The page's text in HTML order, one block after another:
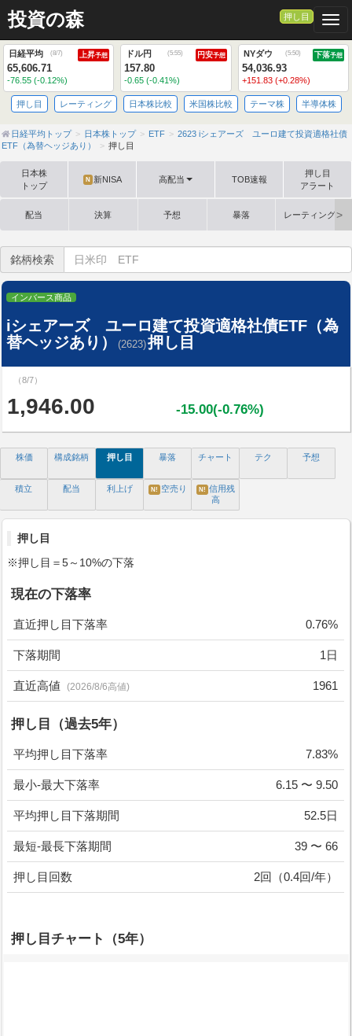
投資の森 押し目
日経平均 (8/7) 上昇予想
65,606.71
-76.55 (-0.12%)
ドル円 (5:55) 円安予想
157.80
-0.65 (-0.41%)
NYダウ (5:50) 下落予想
54,036.93
+151.83 (+0.28%)
押し目 レーティング 日本株比較 米国株比較 テーマ株 半導体株
日経平均トップ 日本株トップ ETF
2623 iシェアーズ ユーロ建て投資適格社債
ETF（為替ヘッジあり）
押し目
日本株
トップ
N 新NISA 高配当 TOB速報
押し目
アラート
配当 決算 予想 暴落 レーティング格
銘柄検索
インバース商品
iシェアーズ ユーロ建て投資適格社債ETF（為
替ヘッジあり）
(2623)押し目
（8/7）
1,946.00 -15.00(-0.76%)
株価 構成銘柄 押し目 暴落 チャート テク 予想
積立 配当 利上げ N! 空売り N! 信用残
高
押し目
※押し目＝5～10%の下落
現在の下落率
直近押し目下落率 0.76%
下落期間 1日
直近高値 (2026/8/6高値) 1961
押し目（過去5年）
平均押し目下落率 7.83%
最小-最大下落率 6.15 〜 9.50
平均押し目下落期間 52.5日
最短-最長下落期間 39 〜 66
押し目回数 2回（0.4回/年）
押し目チャート（5年）